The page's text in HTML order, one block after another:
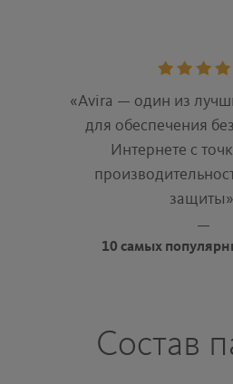
5
stars
«Avira — один из
для обеспечения
Интернете с
10 самых
Состав